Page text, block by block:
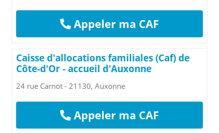
Appeler ma CAF
Caisse d'allocations familiales (Caf) de
Côte-d'Or - accueil d'Auxonne
24 rue Carnot - 21130, Auxonne
Appeler ma CAF